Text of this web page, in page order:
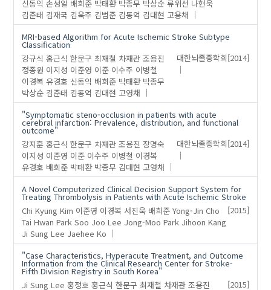
신동익 손성일 배희준 박태환 박종무 박상순 류위선 나현욱
김준태 김재국 김욱주 김범준 김동억 김대현 고용채
MRI-based Algorithm for Acute Ischemic Stroke Subtype
Classification
강규식 홍근식 한문구 최재철 차재관 조용진
정종원 이지성 이준영 이준 이수주 이병철
이경복 유경호 신동익 배희준 박태환 박종무
박상순 김준태 김동억 김대현 고영채
대한뇌졸중학회[2014]
"Symptomatic steno-occlusion in patients with acute
cerebral infarction: Prevalence, distribution, and functional
outcome"
강지훈 홍근식 한문구 차재관 조용진 장명숙
이지성 이준영 이준 이수주 이병철 이경복
유경호 배희준 박태환 박종무 김대현 고영채
대한뇌졸중학회[2014]
A Novel Computerized Clinical Decision Support System for
Treating Thrombolysis in Patients with Acute Ischemic Stroke
Chi Kyung Kim 이준영 이경복 서진욱 배희준 Yong-Jin Cho
Tai Hwan Park Soo Joo Lee Jong-Moo Park Jihoon Kang
Ji Sung Lee Jaehee Ko
[2015]
"Case Characteristics, Hyperacute Treatment, and Outcome
Information from the Clinical Research Center for Stroke-
Fifth Division Registry in South Korea"
Ji Sung Lee 홍정호 홍근식 한문구 최재철 차재관 조용진 [2015]